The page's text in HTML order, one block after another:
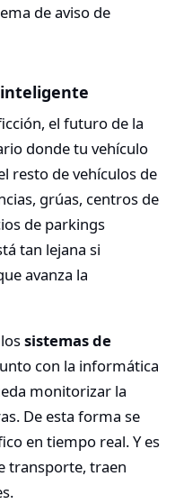
de aviso de
el futuro de la
donde tu vehículo
resto de vehículos de
grúas, centros de
de parkings
tan lejana si
avanza la
sistemas de
con la informática
monitorizar la
De esta forma se
en tiempo real. Y es
transporte, traen